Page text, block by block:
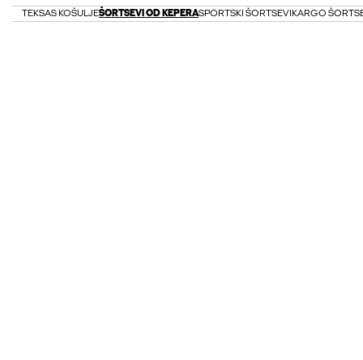
TEKSAS KOŠULJEŠORTSEVI OD KEPERASPORTSKI ŠORTSEVI KARGO